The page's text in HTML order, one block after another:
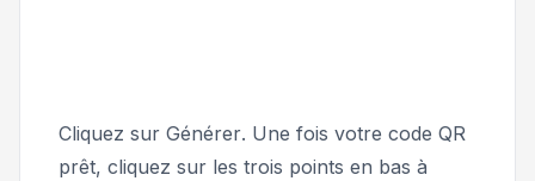
Cliquez sur Générer. Une fois votre code QR
prêt, cliquez sur les trois points en bas à